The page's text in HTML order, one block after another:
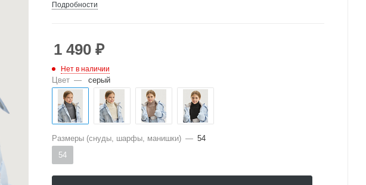
Подробности
1 490 ₽
Нет в наличии
Цвет — серый
Размеры (снуды, шарфы, манишки) — 54
54